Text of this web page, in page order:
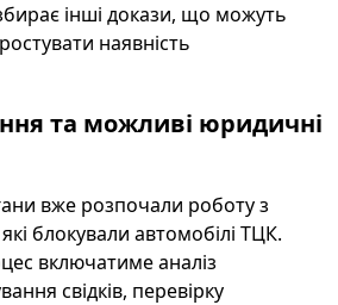
інші докази, що можуть
наявність
та можливі юридичні
вже розпочали роботу з
блокували автомобілі ТЦК.
включатиме аналіз
свідків, перевірку